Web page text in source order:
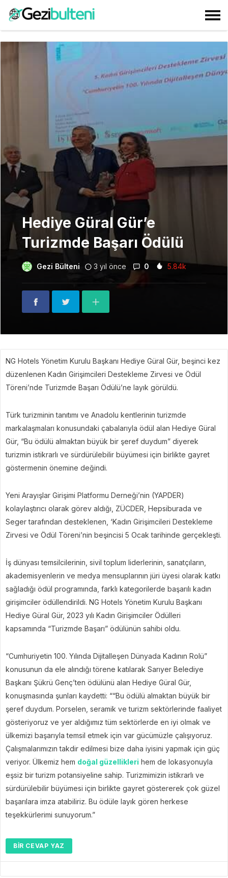
Hediye Güral Gür’e
Turizmde Başarı Ödülü
Gezi Bülteni 3 yıl önce 0 5.84k
NG Hotels Yönetim Kurulu Başkanı Hediye Güral Gür, beşinci kez
düzenlenen Kadın Girişimcileri Destekleme Zirvesi ve Ödül
Töreni’nde Turizmde Başarı Ödülü’ne layık görüldü.
Türk turizminin tanıtımı ve Anadolu kentlerinin turizmde
markalaşmaları konusundaki çabalarıyla ödül alan Hediye Güral
Gür, “Bu ödülü almaktan büyük bir şeref duydum” diyerek
turizmin istikrarlı ve sürdürülebilir büyümesi için birlikte gayret
göstermenin önemine değindi.
Yeni Arayışlar Girişimi Platformu Derneği’nin (YAPDER)
kolaylaştırıcı olarak görev aldığı, ZÜCDER, Hepsiburada ve
Seger tarafından desteklenen, ‘Kadın Girişimcileri Destekleme
Zirvesi ve Ödül Töreni’nin beşincisi 5 Ocak tarihinde gerçekleşti.
İş dünyası temsilcilerinin, sivil toplum liderlerinin, sanatçıların,
akademisyenlerin ve medya mensuplarının jüri üyesi olarak katkı
sağladığı ödül programında, farklı kategorilerde başarılı kadın
girişimciler ödüllendirildi. NG Hotels Yönetim Kurulu Başkanı
Hediye Güral Gür, 2023 yılı Kadın Girişimciler Ödülleri
kapsamında “Turizmde Başarı” ödülünün sahibi oldu.
“Cumhuriyetin 100. Yılında Dijitalleşen Dünyada Kadının Rolü”
konusunun da ele alındığı törene katılarak Sarıyer Belediye
Başkanı Şükrü Genç’ten ödülünü alan Hediye Güral Gür,
konuşmasında şunları kaydetti: ““Bu ödülü almaktan büyük bir
şeref duydum. Porselen, seramik ve turizm sektörlerinde faaliyet
gösteriyoruz ve yer aldığımız tüm sektörlerde en iyi olmak ve
ülkemizi başarıyla temsil etmek için var gücümüzle çalışıyoruz.
Çalışmalarımızın takdir edilmesi bize daha iyisini yapmak için güç
veriyor. Ülkemiz hem doğal güzellikleri hem de lokasyonuyla
eşsiz bir turizm potansiyeline sahip. Turizmimizin istikrarlı ve
sürdürülebilir büyümesi için birlikte gayret göstererek çok güzel
başarılara imza atabiliriz. Bu ödüle layık gören herkese
teşekkürlerimi sunuyorum.”
BIR CEVAP YAZ